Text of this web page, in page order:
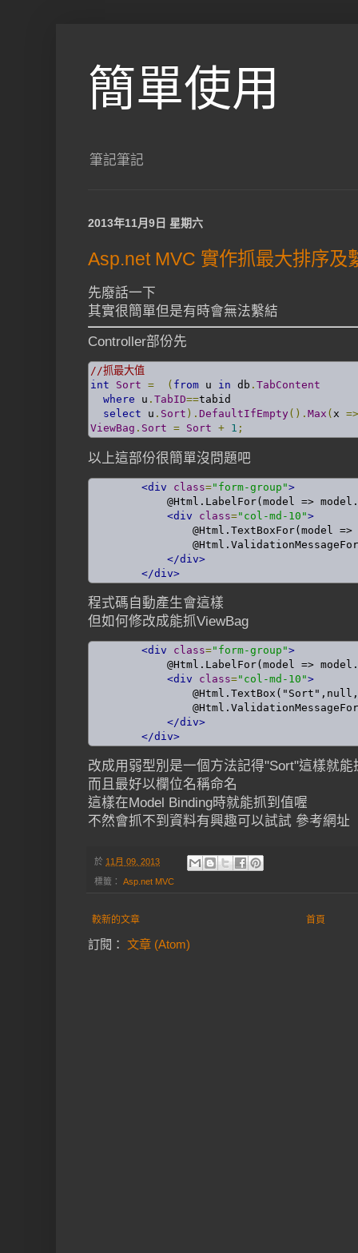
簡單使用
筆記筆記
2013年11月9日 星期六
Asp.net MVC 實作抓最大排序及
先廢話一下
其實很簡單但是有時會無法繫結
Controller部份先
//抓最大值
int
Sort = ( from u in db . TabContent
where u . TabID==tabid
select u . Sort ). DefaultIfEmpty(). Max ( x =>
ViewBag . Sort = Sort + 1 ;
以上這部份很簡單沒問題吧
<div class="form-group">
@Html.LabelFor(model =>
<div
class="col-md-10">
@Html.TextBoxFor(model =>
</div>
</div>
程式碼自動產生會這樣
但如何修改成能抓ViewBag
<div class="form-group">
@Html.LabelFor(model =>
<div
class="col-md-10">
</div>
</div>
改成用弱型別是一個方法記得"Sort"這樣就能
而且最好以欄位名稱命名
這樣在Model Binding時就能抓到值喔
不然會抓不到資料有興趣可以試試 參考網址
於 11月 09, 2013
標籤： Asp.net MVC
較新的文章 首頁
訂閱： 文章 (Atom)